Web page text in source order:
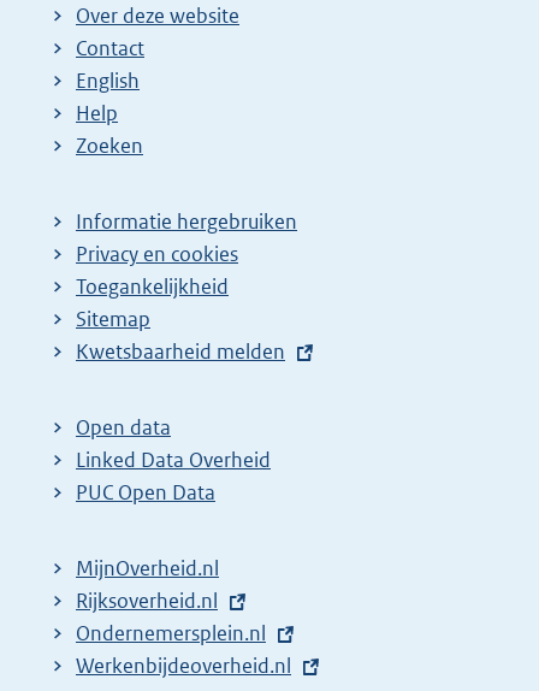
Over deze website
Contact
English
Help
Zoeken
Informatie hergebruiken
Privacy en cookies
Toegankelijkheid
Sitemap
E
t
e
r
l
i
n
k
Kwetsbaarheid melden
Open data
Linked Data Overheid
PUC Open Data
MijnOverheid.nl
E
x
t
Rijksoverheid.nl
E
x
Ondernemersplein.nl
E
Werkenbijdeoverheid.nl